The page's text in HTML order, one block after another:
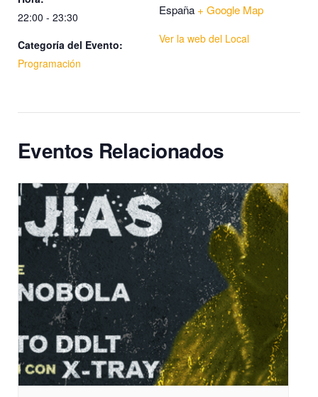
22:00 - 23:30
Categoría del Evento:
Programación
España + Google Map
Ver la web del Local
Eventos Relacionados